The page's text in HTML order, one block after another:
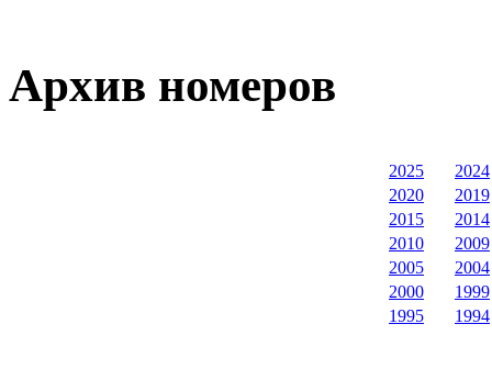
Архив номеров
2025
2024
2020
2019
2015
2014
2010
2009
2005
2004
2000
1999
1995
1994